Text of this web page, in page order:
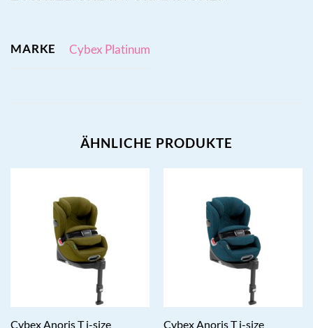
MARKE Cybex Platinum
ÄHNLICHE PRODUKTE
Cybex Anoris T i-size Cybex Anoris T i-size